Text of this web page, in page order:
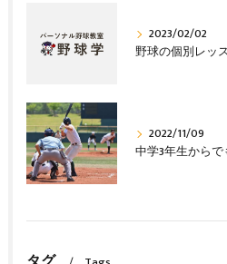
2023/02/02
2022/11/09